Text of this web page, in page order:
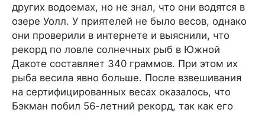
других водоемах, но не знал, что они водятся в
озере Уолл. У приятелей не было весов, однако
они проверили в интернете и выяснили, что
рекорд по ловле солнечных рыб в Южной
Дакоте составляет 340 граммов. При этом их
рыба весила явно больше. После взвешивания
на сертифицированных весах оказалось, что
Бэкман побил 56-летний рекорд, так как его